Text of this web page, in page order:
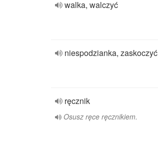
walka, walczyć
niespodzianka, zaskoczyć
ręcznik
Osusz ręce ręcznikiem.